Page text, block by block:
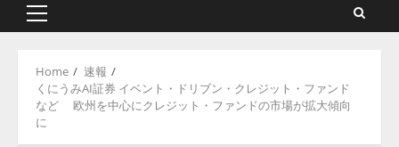
Primary
Home
速報
くにうみAI証券 イベント・ドリブン・クレジット・ファンド
など 欧州を中心にクレジット・ファンドの市場が拡大傾向
に